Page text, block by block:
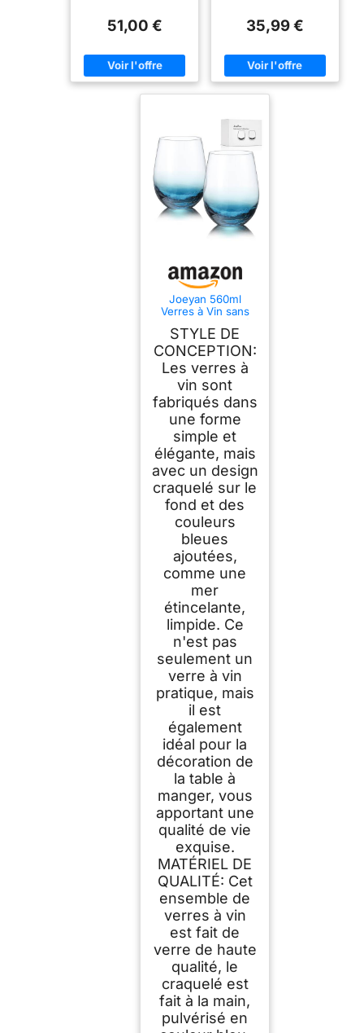
51,00 € 35,99 €
Joeyan 560ml
Verres à Vin sans
Lot de 2 Verre à Vin
Cristal Soufflé à la
Main - Verres à
Rouge et Blanc pour
la Maison, la fête, Le
Restaurant - Idée
Cadeau pour
Homme, Femme
STYLE DE
CONCEPTION:
Les verres à
vin sont
fabriqués dans
une forme
simple et
élégante, mais
avec un design
craquelé sur le
fond et des
couleurs
bleues
ajoutées,
comme une
mer
étincelante,
limpide. Ce
n'est pas
seulement un
verre à vin
pratique, mais
il est
également
idéal pour la
décoration de
la table à
manger, vous
apportant une
qualité de vie
exquise.
MATÉRIEL DE
QUALITÉ: Cet
ensemble de
verres à vin
est fait de
verre de haute
qualité, le
craquelé est
fait à la main,
pulvérisé en